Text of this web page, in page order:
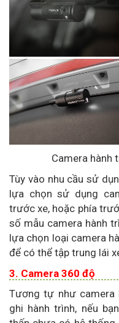
Camera hành
Tùy vào nhu cầu sử
lựa chọn sử dụng
trước xe, hoặc phía
số mẫu camera hành
lựa chọn loại camera
để có thể tập trung lái
3. Camera 360 độ
Tương tự như camera
ghi hành trình, nếu